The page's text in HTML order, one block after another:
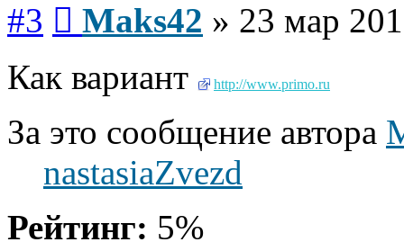
#3 Maks42 » 23 мар
Как вариант
http://www.primo.ru
За это сообщение автора
nastasiaZvezd
Рейтинг: 5%